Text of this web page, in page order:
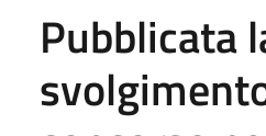
Pubblicata